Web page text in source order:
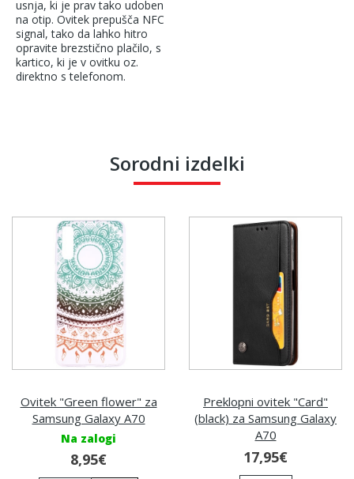
usnja, ki je prav tako udoben
na otip. Ovitek prepušča NFC
signal, tako da lahko hitro
opravite brezstično plačilo, s
kartico, ki je v ovitku oz.
direktno s telefonom.
Sorodni izdelki
Ovitek "Green flower" za
Samsung Galaxy A70
Na zalogi
8,95€
Preklopni ovitek "Card"
(black) za Samsung Galaxy
A70
17,95€